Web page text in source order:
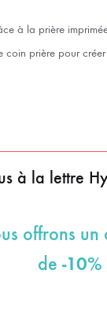
à la prière
coin prière pour
à la lettre
offrons un
de -10%